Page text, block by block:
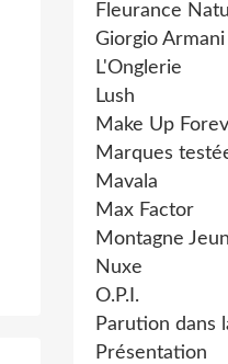
Fleurance
Giorgio Armani
L'Onglerie
Lush
Make Up
Marques
Mavala
Max Factor
Montagne
Nuxe
O.P.I.
Parution dans
Présentation